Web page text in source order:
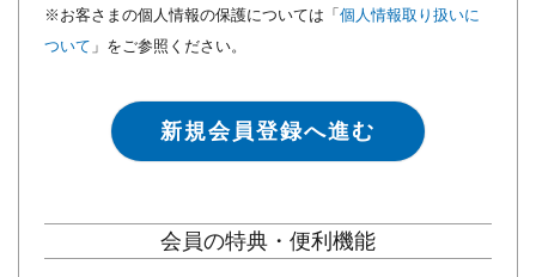
※お客さまの個人情報の保護については「 個人情報取り扱いに
ついて 」をご参照ください。
新規会員登録へ進む
会員の特典・便利機能